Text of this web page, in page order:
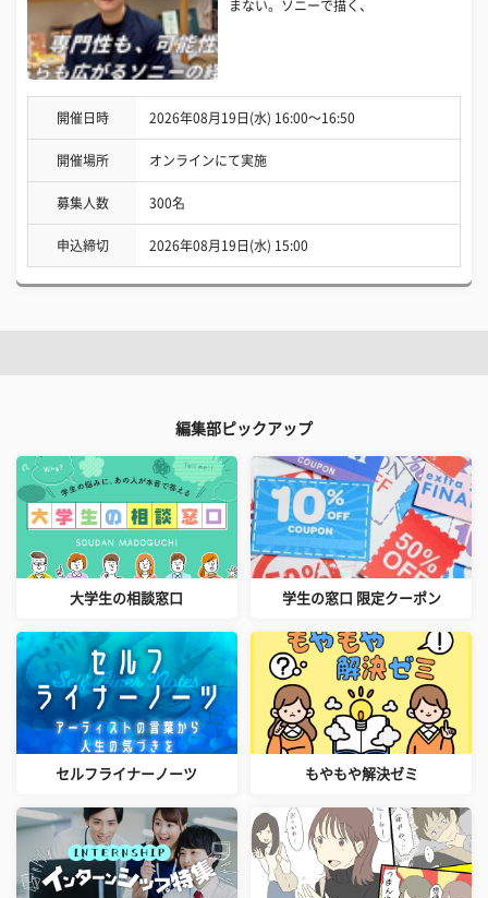
まない。ソニーで描く、
開催日時 2026年08月19日(水) 16:00〜16:50
開催場所 オンラインにて実施
募集人数 300名
申込締切 2026年08月19日(水) 15:00
編集部ピックアップ
大学生の相談窓口 学生の窓口 限定クーポン
セルフライナーノーツ もやもや解決ゼミ